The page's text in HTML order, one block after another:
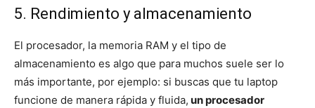
5. Rendimiento y almacenamiento
El procesador, la memoria RAM y el tipo de
almacenamiento es algo que para muchos suele ser lo
más importante, por ejemplo: si buscas que tu laptop
funcione de manera rápida y fluida, un procesador